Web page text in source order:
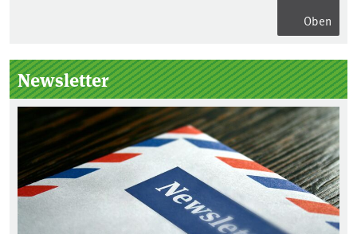
Oben
Seitenleiste
Newsletter